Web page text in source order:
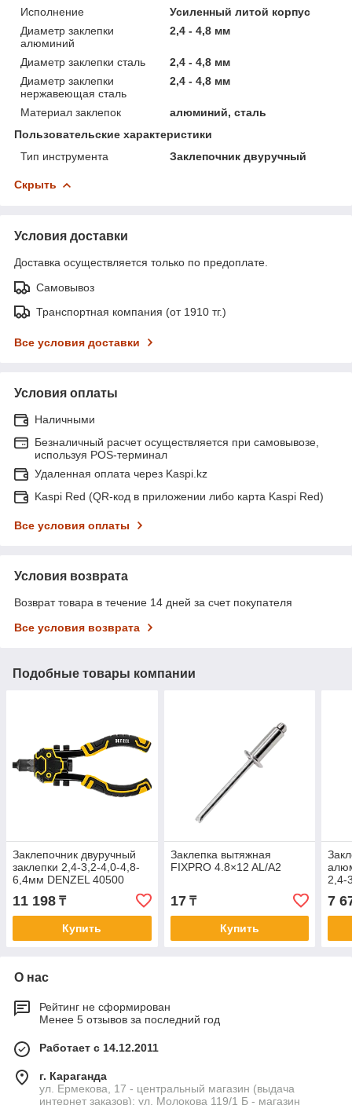
Исполнение
Усиленный литой корпус
Диаметр заклепки
алюминий
2,4 - 4,8 мм
Диаметр заклепки сталь
2,4 - 4,8 мм
Диаметр заклепки
нержавеющая сталь
2,4 - 4,8 мм
Материал заклепок
алюминий, сталь
Пользовательские характеристики
Тип инструмента
Заклепочник двуручный
Скрыть
Условия доставки
Доставка осуществляется только по предоплате.
Самовывоз
Транспортная компания (от 1910 тг.)
Все условия доставки
Условия оплаты
Наличными
Безналичный расчет осуществляется при самовывозе,
используя POS-терминал
Удаленная оплата через Kaspi.kz
Kaspi Red (QR-код в приложении либо карта Kaspi Red)
Все условия оплаты
Условия возврата
Возврат товара в течение 14 дней за счет покупателя
Все условия возврата
Подобные товары компании
Заклепочник двуручный
заклепки 2,4-3,2-4,0-4,8-
6,4мм DENZEL 40500
11 198 ₸
Купить
Заклепка вытяжная
FIXPRO 4.8×12 AL/A2
17₸
Купить
2,4-
7
О нас
Рейтинг не сформирован
Менее 5 отзывов за последний год
Работает с 14.12.2011
г. Караганда
ул. Ермекова, 17 - центральный магазин (выдача
интернет заказов); ул. Молокова 119/1 Б - магазин